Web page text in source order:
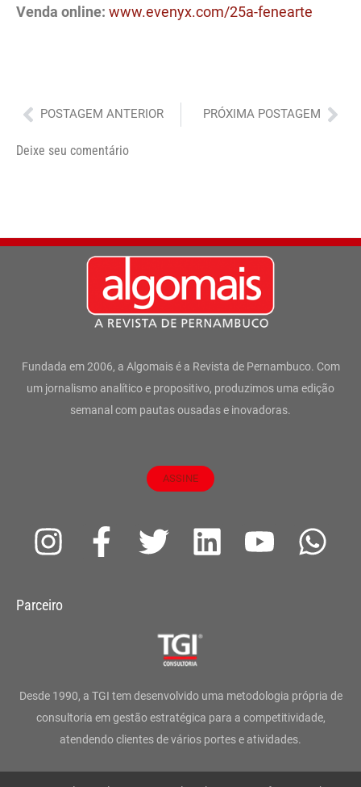
Venda online: www.evenyx.com/25a-fenearte
Anterior
POSTAGEM ANTERIOR PRÓXIMA POSTAGEM
Deixe seu comentário
Fundada em 2006, a Algomais é a Revista de Pernambuco. Com
um jornalismo analítico e propositivo, produzimos uma edição
semanal com pautas ousadas e inovadoras.
ASSINE
I
s
g
r
a
F
a
o
o
k
T
t
e
r
L
d
i
n
Y
b
e
W
a
p
Parceiro
Desde 1990, a TGI tem desenvolvido uma metodologia própria de
consultoria em gestão estratégica para a competitividade,
atendendo clientes de vários portes e atividades.